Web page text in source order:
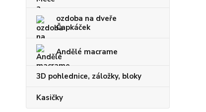
ozdoba na dveře
Čapkáček
Andělé macrame
3D pohlednice, záložky, bloky
Kasičky